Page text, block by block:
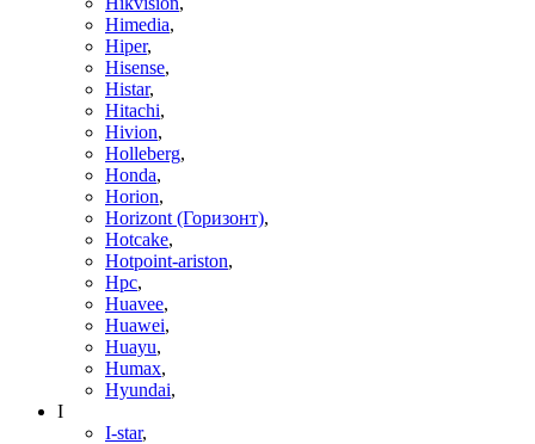
Himedia,
Hiper,
Hisense,
Histar,
Hitachi,
Hivion,
Holleberg,
Honda,
Horion,
Horizont (Горизонт),
Hotcake,
Hotpoint-ariston,
Hpc,
Huavee,
Huawei,
Huayu,
Humax,
Hyundai,
I
I-star,